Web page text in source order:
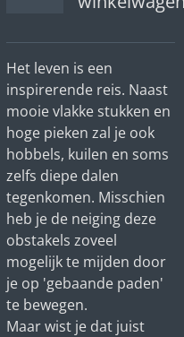
Het leven is een
inspirerende reis. Naast
mooie vlakke stukken en
hoge pieken zal je ook
hobbels, kuilen en soms
zelfs diepe dalen
tegenkomen. Misschien
heb je de neiging deze
obstakels zoveel
mogelijk te mijden door
je op 'gebaande paden'
te bewegen.
Maar wist je dat juist